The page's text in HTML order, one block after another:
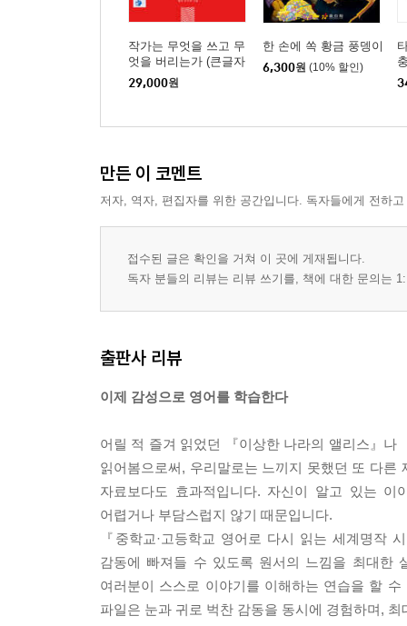
작가는 무엇을 쓰고 무
엇을 버리는가 (큰글자
도서)
29,000원
한 손에 쏙 황금 풍뎅이
6,300원 (10% 할인)
만든 이 코멘트
저자, 역자, 편집자를 위한 공간입니다. 독자들에게 전하
접수된 글은 확인을 거쳐 이 곳에 게재됩니다.
독자 분들의 리뷰는 리뷰 쓰기를, 책에 대한 문의는
출판사 리뷰
이제 감성으로 영어를 학습한다
어릴 적 즐겨 읽었던 『이상한 나라의 앨리스』
읽어봄으로써, 우리말로는 느끼지 못했던 또 다
자료보다도 효과적입니다. 자신이 알고 있는
어렵거나 부담스럽지 않기 때문입니다.
『중학교·고등학교 영어로 다시 읽는 세계명작
감동에 빠져들 수 있도록 원서의 느낌을 최대한
여러분이 스스로 이야기를 이해하는 연습을 할
파일은 눈과 귀로 벅찬 감동을 동시에 경험하며,